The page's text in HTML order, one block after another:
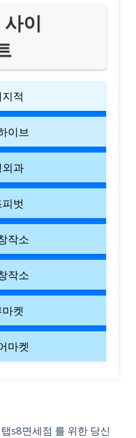
이
적
이브
과
벗
작소
작소
켓
마켓
s8면세점 를 위한 당신